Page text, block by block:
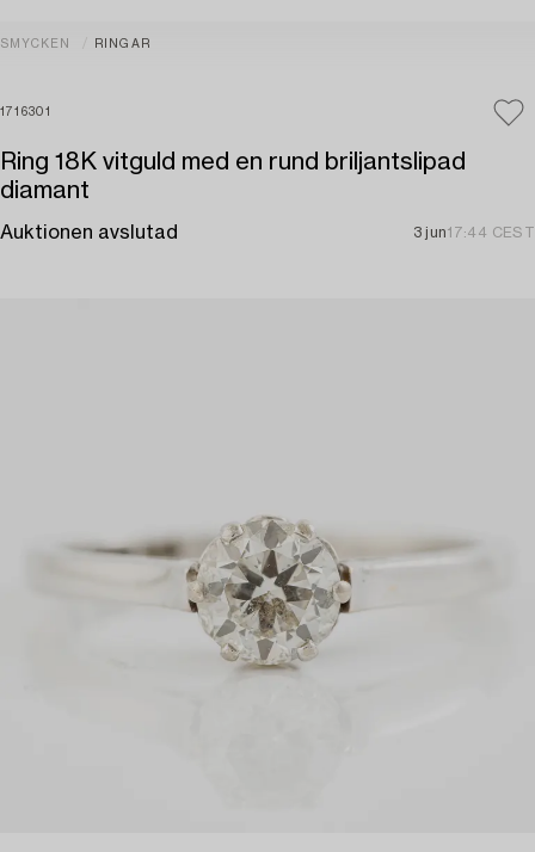
SMYCKEN RINGAR
1716301
Ring 18K vitguld med en rund briljantslipad
diamant
Auktionen avslutad 3 jun17:44 CEST